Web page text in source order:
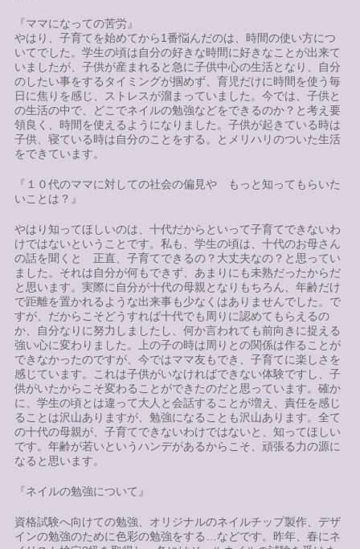
『ママになっての苦労』
やはり、子育てを始めてから1番悩んだのは、時間の使い方につ
いてでした。学生の頃は自分の好きな時間に好きなことが出来て
いましたが、子供が産まれると急に子供中心の生活となり、自分
のしたい事をするタイミングが掴めず、育児だけに時間を使う毎
日に焦りを感じ、ストレスが溜まっていました。今では、子供と
の生活の中で、どこでネイルの勉強などをできるのか？と考え要
領良く、時間を使えるようになりました。子供が起きている時は
子供、寝ている時は自分のことをする。とメリハリのついた生活
をできています。
『１０代のママに対しての社会の偏見や もっと知ってもらいた
いことは？』
やはり知ってほしいのは、十代だからといって子育てできないわ
けではないということです。私も、学生の頃は、十代のお母さん
の話を聞くと 正直、子育てできるの？大丈夫なの？と思ってい
ました。それは自分が何もできず、あまりにも未熟だったからだ
と思います。実際に自分が十代の母親となりもちろん、年齢だけ
で距離を置かれるような出来事も少なくはありませんでした。で
すが、だからこそどうすれば十代でも周りに認めてもらえるの
か、自分なりに努力しましたし、何か言われても前向きに捉える
強い心に変わりました。上の子の時は周りとの関係は作ることが
できなかったのですが、今ではママ友もでき、子育てに楽しさを
感じています。これは子供がいなければできない体験ですし、子
供がいたからこそ変わることができたのだと思っています。確か
に、学生の頃とは違って大人と会話することが増え、責任を感じ
ることは沢山ありますが、勉強になることも沢山あります。全て
の十代の母親が、子育てできないわけではないと、知ってほしい
です。年齢が若いというハンデがあるからこそ、頑張る力の源に
なると思います。
『ネイルの勉強について』
資格試験へ向けての勉強、オリジナルのネイルチップ製作、デザ
インの勉強のために色彩の勉強をする…などです。昨年、春にネ